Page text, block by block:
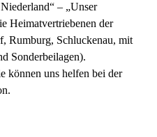
– „Unser
Heimatvertriebenen der
Rumburg, Schluckenau, mit
Sonderbeilagen).
können uns helfen bei der